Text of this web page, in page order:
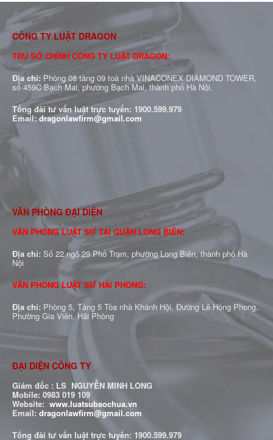
CÔNG TY LUẬT DRAGON
TRỤ SỞ CHÍNH CÔNG TY LUẬT DRAGON:
Địa chỉ: Phòng 08 tầng 09 toà nhà VINACONEX DIAMOND TOWER,
số 459C Bạch Mai, phường Bạch Mai, thành phố Hà Nội.
Tổng đài tư vấn luật trực tuyến: 1900.599.979
Email:dragonlawfirm@gmail.com
VĂN PHÒNG ĐẠI DIỆN
VĂN PHÒNG LUẬT SƯ TẠI QUẬN LONG BIÊN:
Địa chỉ: Số 22 ngõ 29 Phố Trạm, phường Long Biên, thành phố Hà
Nội
VĂN PHÒNG LUẬT SƯ HẢI PHÒNG:
Địa chỉ: Phòng 5, Tầng 5 Tòa nhà Khánh Hội, Đường Lê Hồng Phong,
Phường Gia Viên, Hải Phòng
ĐẠI DIỆN CÔNG TY
Giám đốc : LS NGUYỄN MINH LONG
Mobile: 0983 019 109
Website: www.luatsubaochua.vn
Email: dragonlawfirm@gmail.com
Tổng đài tư vấn luật trực tuyến: 1900.599.979